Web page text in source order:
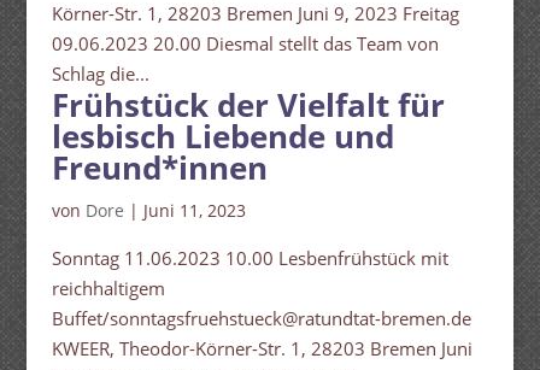
Körner-Str. 1, 28203 Bremen Juni 9, 2023 Freitag
09.06.2023 20.00 Diesmal stellt das Team von
Schlag die...
Frühstück der Vielfalt für
lesbisch Liebende und
Freund*innen
von Dore | Juni 11, 2023
Sonntag 11.06.2023 10.00 Lesbenfrühstück mit
reichhaltigem
Buffet/sonntagsfruehstueck@ratundtat-bremen.de
KWEER, Theodor-Körner-Str. 1, 28203 Bremen Juni